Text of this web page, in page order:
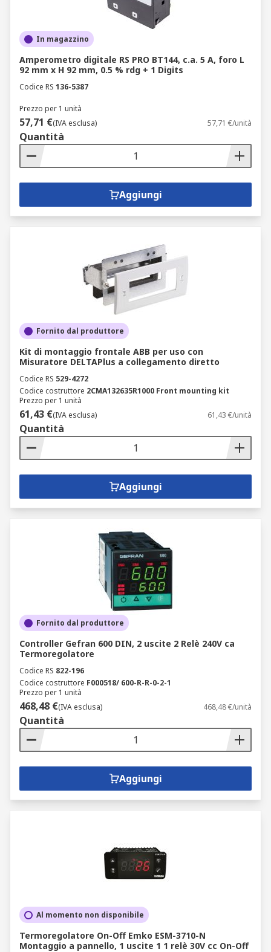
In magazzino
Amperometro digitale RS PRO BT144, c.a. 5 A, foro L
92 mm x H 92 mm, 0.5 % rdg + 1 Digits
Codice RS 136-5387
Prezzo per 1 unità
57,71 €(IVA esclusa) 57,71 €/unità
Quantità
Aggiungi
Fornito dal produttore
Kit di montaggio frontale ABB per uso con
Misuratore DELTAPlus a collegamento diretto
Codice RS 529-4272
Codice costruttore 2CMA132635R1000 Front mounting kit
Prezzo per 1 unità
61,43 €(IVA esclusa) 61,43 €/unità
Quantità
Aggiungi
Fornito dal produttore
Controller Gefran 600 DIN, 2 uscite 2 Relè 240V ca
Termoregolatore
Codice RS 822-196
Codice costruttore F000518/ 600-R-R-0-2-1
Prezzo per 1 unità
468,48 €(IVA esclusa) 468,48 €/unità
Quantità
Aggiungi
Al momento non disponibile
Termoregolatore On-Off Emko ESM-3710-N
Montaggio a pannello, 1 uscite 1 1 relè 30V cc On-Off